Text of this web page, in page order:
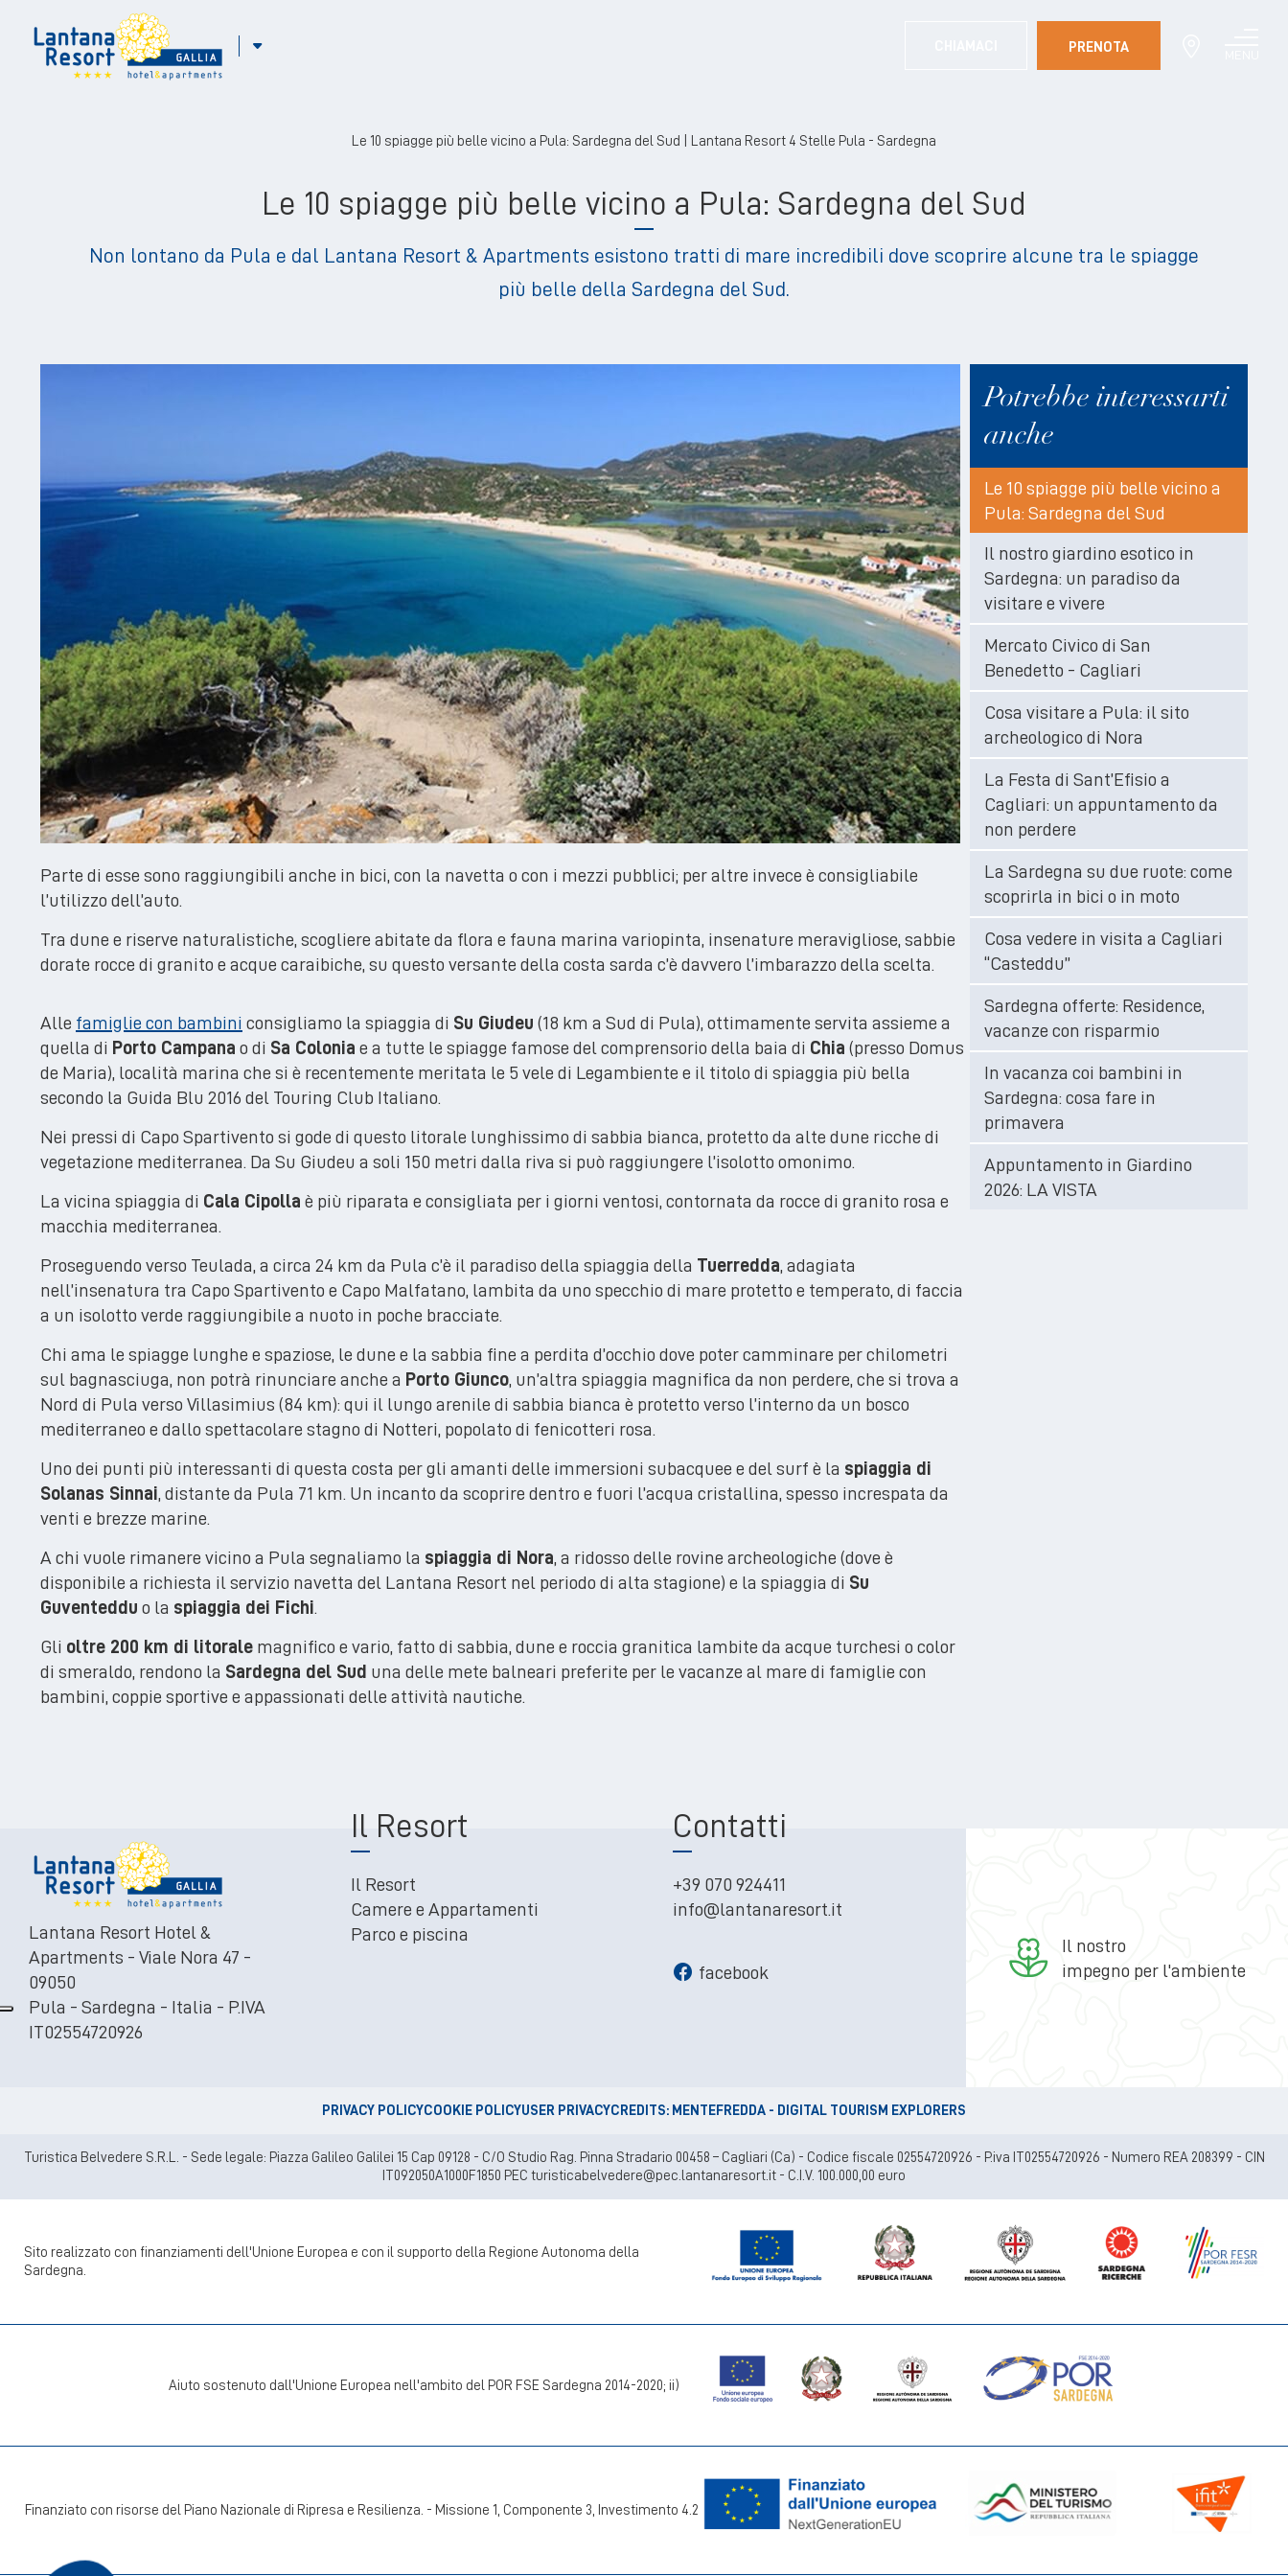
PRENOTA
Le 10 spiagge più belle vicino a Pula: Sardegna del Sud | Lantana Resort 4 Stelle Pula - Sardegna
Le 10 spiagge più belle vicino a Pula: Sardegna del Sud
Non lontano da Pula e dal Lantana Resort & Apartments esistono tratti di mare incredibili dove scoprire alcune tra le spiagge
più belle della Sardegna del Sud.
Parte di esse sono raggiungibili anche in bici, con la navetta o con i mezzi pubblici; per altre invece è consigliabile
l’utilizzo dell’auto.
Tra dune e riserve naturalistiche, scogliere abitate da flora e fauna marina variopinta, insenature meravigliose, sabbie
dorate rocce di granito e acque caraibiche, su questo versante della costa sarda c’è davvero l’imbarazzo della scelta.
Alle famiglie con bambini consigliamo la spiaggia di Su Giudeu (18 km a Sud di Pula), ottimamente servita assieme a
quella di Porto Campana o di Sa Colonia e a tutte le spiagge famose del comprensorio della baia di Chia (presso Domus
de Maria), località marina che si è recentemente meritata le 5 vele di Legambiente e il titolo di spiaggia più bella
secondo la Guida Blu 2016 del Touring Club Italiano.
Nei pressi di Capo Spartivento si gode di questo litorale lunghissimo di sabbia bianca, protetto da alte dune ricche di
vegetazione mediterranea. Da Su Giudeu a soli 150 metri dalla riva si può raggiungere l’isolotto omonimo.
La vicina spiaggia di Cala Cipolla è più riparata e consigliata per i giorni ventosi, contornata da rocce di granito rosa e
macchia mediterranea.
Proseguendo verso Teulada, a circa 24 km da Pula c’è il paradiso della spiaggia della Tuerredda, adagiata
nell’insenatura tra Capo Spartivento e Capo Malfatano, lambita da uno specchio di mare protetto e temperato, di faccia
a un isolotto verde raggiungibile a nuoto in poche bracciate.
Chi ama le spiagge lunghe e spaziose, le dune e la sabbia fine a perdita d’occhio dove poter camminare per chilometri
sul bagnasciuga, non potrà rinunciare anche a Porto Giunco, un’altra spiaggia magnifica da non perdere, che si trova a
Nord di Pula verso Villasimius (84 km): qui il lungo arenile di sabbia bianca è protetto verso l’interno da un bosco
mediterraneo e dallo spettacolare stagno di Notteri, popolato di fenicotteri rosa.
Uno dei punti più interessanti di questa costa per gli amanti delle immersioni subacquee e del surf è la spiaggia di
Solanas Sinnai, distante da Pula 71 km. Un incanto da scoprire dentro e fuori l’acqua cristallina, spesso increspata da
venti e brezze marine.
A chi vuole rimanere vicino a Pula segnaliamo la spiaggia di Nora, a ridosso delle rovine archeologiche (dove è
disponibile a richiesta il servizio navetta del Lantana Resort nel periodo di alta stagione) e la spiaggia di Su
Guventeddu o la spiaggia dei Fichi.
Gli oltre 200 km di litorale magnifico e vario, fatto di sabbia, dune e roccia granitica lambite da acque turchesi o color
di smeraldo, rendono la Sardegna del Sud una delle mete balneari preferite per le vacanze al mare di famiglie con
bambini, coppie sportive e appassionati delle attività nautiche.
Potrebbe interessarti
anche
Le 10 spiagge più belle vicino a
Pula: Sardegna del Sud
Il nostro giardino esotico in
Sardegna: un paradiso da
visitare e vivere
Mercato Civico di San
Benedetto - Cagliari
Cosa visitare a Pula: il sito
archeologico di Nora
La Festa di Sant’Efisio a
Cagliari: un appuntamento da
non perdere
La Sardegna su due ruote: come
scoprirla in bici o in moto
Cosa vedere in visita a Cagliari
“Casteddu”
Sardegna offerte: Residence,
vacanze con risparmio
In vacanza coi bambini in
Sardegna: cosa fare in
primavera
Appuntamento in Giardino
2026: LA VISTA
Lantana Resort Hotel &
Apartments - Viale Nora 47 -
09050
Pula - Sardegna - Italia - P.IVA
IT02554720926
Il Resort
Il Resort
Camere e Appartamenti
Parco e piscina
Contatti
+39 070 924411
info@lantanaresort.it
facebook
Il nostro
impegno per l'ambiente
PRIVACY POLICYCOOKIE POLICYUSER PRIVACYCREDITS: MENTEFREDDA - DIGITAL TOURISM EXPLORERS
Turistica Belvedere S.R.L. - Sede legale: Piazza Galileo Galilei 15 Cap 09128 - C/O Studio Rag. Pinna Stradario 00458 – Cagliari (Ca) - Codice fiscale 02554720926 - P.iva IT02554720926 - Numero REA 208399 - CIN
IT092050A1000F1850 PEC turisticabelvedere@pec.lantanaresort.it - C.I.V. 100.000,00 euro
Sito realizzato con finanziamenti dell'Unione Europea e con il supporto della Regione Autonoma della
Sardegna.
Aiuto sostenuto dall'Unione Europea nell'ambito del POR FSE Sardegna 2014-2020; ii)
Finanziato con risorse del Piano Nazionale di Ripresa e Resilienza. - Missione 1, Componente 3, Investimento 4.2